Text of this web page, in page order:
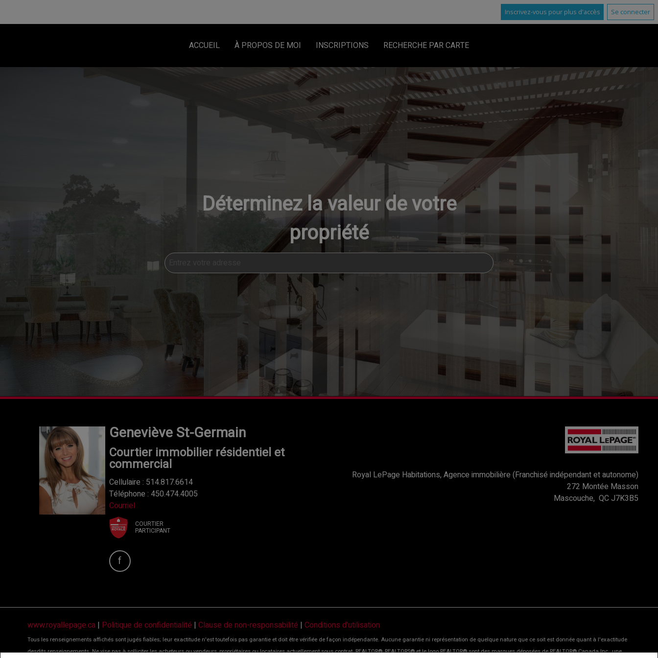
Inscrivez-vous pour plus d'accès Se connecter
ACCUEIL À PROPOS DE MOI INSCRIPTIONS RECHERCHE PAR CARTE
Déterminez la valeur de votre
propriété
Geneviève St-Germain
Courtier immobilier résidentiel et
commercial
Cellulaire : 514.817.6614
Téléphone : 450.474.4005
Courriel
COURTIER
PARTICIPANT
Royal LePage Habitations, Agence immobilière (Franchisé indépendant et autonome)
272 Montée Masson
Mascouche, QC J7K3B5
www.royallepage.ca | Politique de confidentialité | Clause de non-responsabilité | Conditions d'utilisation
Tous les renseignements affichés sont jugés fiables; leur exactitude n'est toutefois pas garantie et doit être vérifiée de façon indépendante. Aucune garantie ni représentation de quelque nature que ce soit est donnée quant à l'exactitude
desdits renseignements. Ne vise pas à solliciter les acheteurs ou vendeurs, propriétaires ou locataires actuellement sous contrat. REALTOR®, REALTORS® et le logo REALTOR® sont des marques déposées de REALTOR® Canada Inc., une